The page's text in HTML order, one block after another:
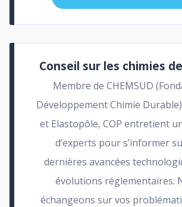
Conseil sur les chimies
Membre de CHEMSUD
Développement Chimie
et Elastopôle, COP entretient
d’experts pour s’informer
dernières avancées
évolutions réglementaires.
échangeons sur vos